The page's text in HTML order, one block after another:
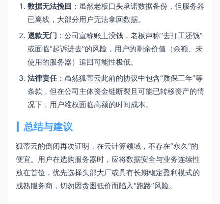
数据无法挽回 ：虽然老板口头承诺数据备份，但服务器
已离线，大部分用户无法拿回数据。
退款无门 ：公司宣称账上没钱，老板声称“去打工还钱”
或面临“起诉进去”的风险，用户的剩余价值（余额、未
使用的服务器）追回可能性极低。
法律责任：虽然狐蒂云此前的协议中包含“质保三年”等
条款，但在公司主体资金链断裂且可能已转移资产的情
况下，用户维权面临高额的时间成本。
总结与建议
狐蒂云的倒闭再次证明，在云计算领域，不存在“永久”的
便宜。用户在选购服务器时，应将数据安全与业务连续性
放在首位，优先选择头部大厂或具有长期稳定盈利模式的
成熟服务商，切勿因贪图低价而陷入“跑路”风险。